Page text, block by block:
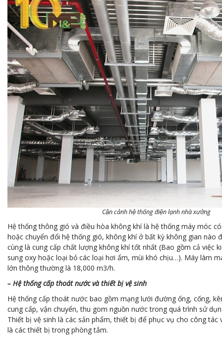
Cận cảnh hệ thống điện lạnh nhà xưởng
Hệ thống thông gió và điều hòa không khí là hệ thống máy móc
hoặc chuyển đổi hệ thống gió, không khí ở bất kỳ không gian nào
cùng là cung cấp chất lượng không khí tốt nhất (Bao gồm cả việc
sung oxy hoặc loại bỏ các loại hơi ẩm, mùi khó chịu…). Máy làm
lớn thông thường là 18,000 m3/h.
– Hệ thống cấp thoát nước và thiết bị vệ sinh
Hệ thống cấp thoát nước bao gồm mạng lưới đường ống, cống,
cung cấp, vận chuyển, thu gom nguồn nước trong quá trình sử
Thiết bị vệ sinh là các sản phẩm, thiết bị để phục vụ cho công tác
là các thiết bị trong phòng tắm.